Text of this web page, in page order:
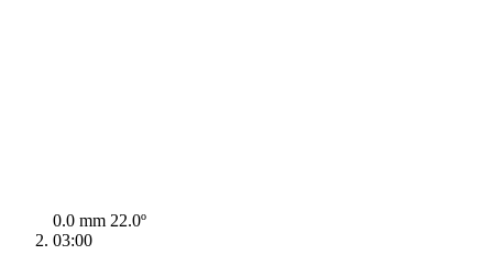
0.0 mm 22.0º
03:00